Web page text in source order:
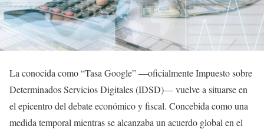
La conocida como “Tasa Google” —oficialmente Impuesto sobre
Determinados Servicios Digitales (IDSD)— vuelve a situarse en
el epicentro del debate económico y fiscal. Concebida como una
medida temporal mientras se alcanzaba un acuerdo global en el